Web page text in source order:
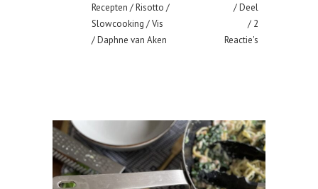
Recepten /Risotto /
Slowcooking /Vis
/ Daphne van Aken
Deel
2
Reactie's